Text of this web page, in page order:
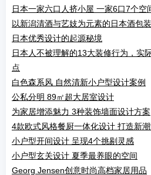
日本一家六口人挤小屋 一家6口7个空
以新潟清酒与艺妓为元素的日本酒包
日本优秀设计的起源秘境
日本人不被理解的13大装修行为，实
点
白色森系风 自然清新小户型设计案例
公私分明 89㎡超大居室设计
为家居增添魅力 3种装饰墙面设计方案
4款欧式风格餐厨一体化设计 打造新
小户型开间设计 呈现4个挑剔灵感
小户型玄关设计 夏季最养眼的空间
Georg Jensen创意时尚高档家居用品